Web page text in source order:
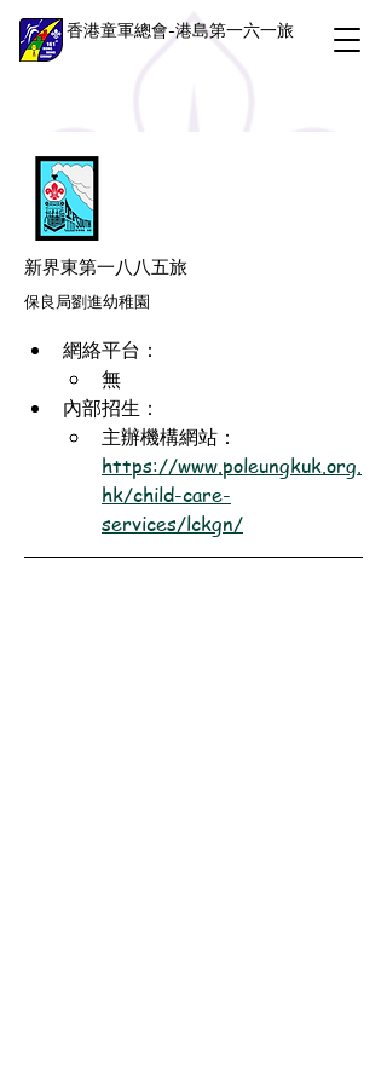
香港童軍總會-港島第一六一旅
新界東第一八八五旅
保良局劉進幼稚園
網絡平台：
無
內部招生：
主辦機構網站：
https://www.poleungkuk.org.
hk/child-care-
services/lckgn/